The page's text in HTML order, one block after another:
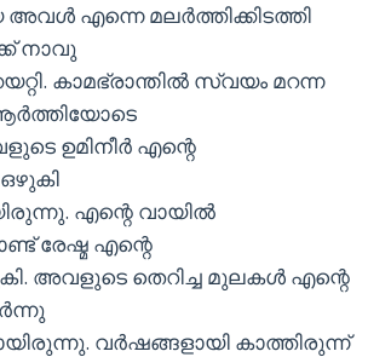
എന്നെ മലര്‍ത്തിക്കിടത്തി
നാവു
കാമഭ്രാന്തില്‍ സ്വയം മറന്ന
ഉമിനീര്‍ എന്റെ
എന്റെ വായില്‍
രേഷ്മ എന്റെ
അവളുടെ തെറിച്ച മുലകള്‍ എന്റെ
വര്‍ഷങ്ങളായി കാത്തിരുന്ന്